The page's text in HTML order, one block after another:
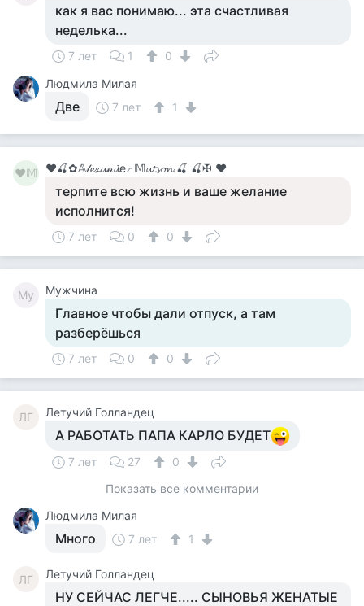
как я вас понимаю... эта счастливая
неделька...
7 лет 1
0
Людмила Милая
Две 7 лет 1
♥𝕄 ♥🍒✿𝔸𝓁𝓮𝔁𝓪𝓃𝓭е𝓻 𝕄𝓪𝓽𝓼𝓸𝓷.🍒 🍒✠ ♥
терпите всю жизнь и ваше желание
исполнится!
7 лет 0 0
Му Мужчина
Главное чтобы дали отпуск, а там
разберёшься
7 лет 0 0
ЛГ Летучий Голландец
А РАБОТАТЬ ПАПА КАРЛО БУДЕТ
7 лет 27
0
Показать все комментарии
Людмила Милая
Много 7 лет 1
ЛГ Летучий Голландец
НУ СЕЙЧАС ЛЕГЧЕ..... СЫНОВЬЯ ЖЕНАТЫЕ